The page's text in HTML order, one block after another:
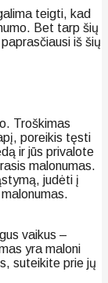
teigti, kad
Bet tarp šių
iš šių
Troškimas
poreikis tęsti
ir jūs privalote
malonumas.
judėti į
vaikus –
yra maloni
suteikite prie jų